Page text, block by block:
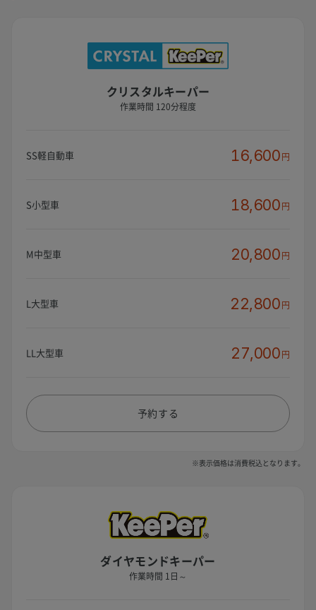
クリスタルキーパー
作業時間 120分程度
SS軽自動車 16,600円
S小型車 18,600円
M中型車 20,800円
L大型車 22,800円
LL大型車 27,000円
予約する
※表示価格は消費税込となります。
ダイヤモンドキーパー
作業時間 1日～